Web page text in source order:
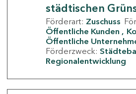
städtischen
Förderart: Zuschuss
Öffentliche Kunden
Öffentliche
Förderzweck:
Regionalentwicklung